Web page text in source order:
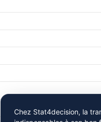
Chez Stat4decision, la